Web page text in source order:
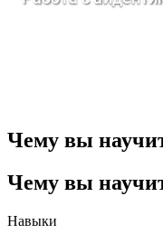
Чему вы
Чему вы
Навыки